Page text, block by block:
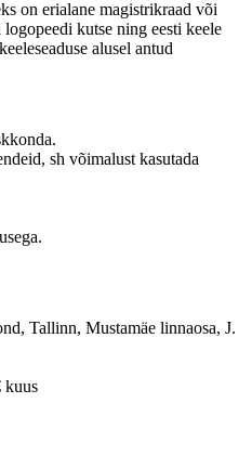
on erialane magistrikraad või
kutse ning eesti keele
alusel antud
sh võimalust kasutada
Tallinn, Mustamäe linnaosa, J.
kuus